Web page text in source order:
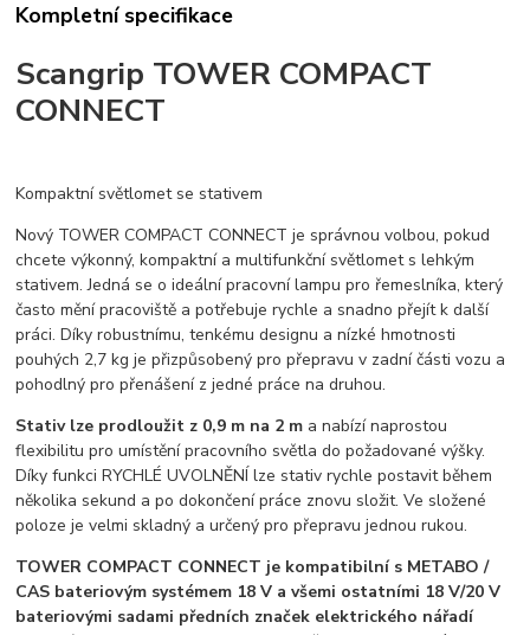
Kompletní specifikace
Scangrip TOWER COMPACT
CONNECT
Kompaktní světlomet se stativem
Nový TOWER COMPACT CONNECT je správnou volbou, pokud
chcete výkonný, kompaktní a multifunkční světlomet s lehkým
stativem. Jedná se o ideální pracovní lampu pro řemeslníka, který
často mění pracoviště a potřebuje rychle a snadno přejít k další
práci. Díky robustnímu, tenkému designu a nízké hmotnosti
pouhých 2,7 kg je přizpůsobený pro přepravu v zadní části vozu a
pohodlný pro přenášení z jedné práce na druhou.
Stativ lze prodloužit z 0,9 m na 2 m a nabízí naprostou
flexibilitu pro umístění pracovního světla do požadované výšky.
Díky funkci RYCHLÉ UVOLNĚNÍ lze stativ rychle postavit během
několika sekund a po dokončení práce znovu složit. Ve složené
poloze je velmi skladný a určený pro přepravu jednou rukou.
TOWER COMPACT CONNECT je kompatibilní s METABO /
CAS bateriovým systémem 18 V a všemi ostatními 18 V/20 V
bateriovými sadami předních značek elektrického nářadí